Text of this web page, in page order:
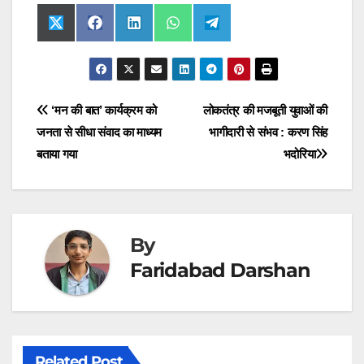
Share
on
X
(
t
e
r
Share
on
F
a
e
b
o
Share
on
L
i
n
e
I
n
Share
on
W
h
t
s
Share
on
T
e
l
g
a
m
Post
navigation
लोकतंत्र की मजबूती युवाओं की
भागीदारी से संभव : करण सिंह
भदोरिया
‘मन की बात’ कार्यक्रम को
जनता से सीधा संवाद का माध्यम
बताया गया
By
Faridabad Darshan